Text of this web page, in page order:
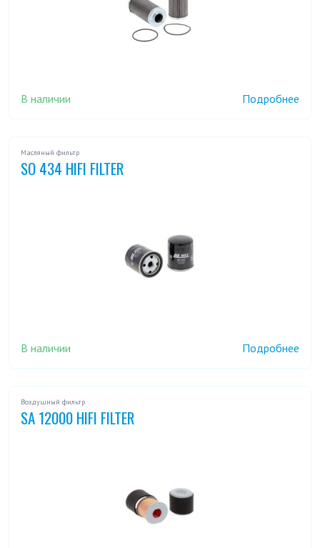
В наличии Подробнее
Масляный фильтр
SO 434 HIFI FILTER
В наличии Подробнее
Воздушный фильтр
SA 12000 HIFI FILTER